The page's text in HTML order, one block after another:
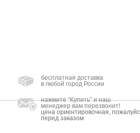
бесплатная доставка
в любой город России
нажмите “Купить” и наш
менеджер вам перезвонит!
цена ориентировочная,
перед заказом